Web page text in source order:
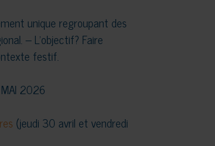
unique regroupant des
– L’objectif? Faire
festif.
2026
(jeudi 30 avril et vendredi